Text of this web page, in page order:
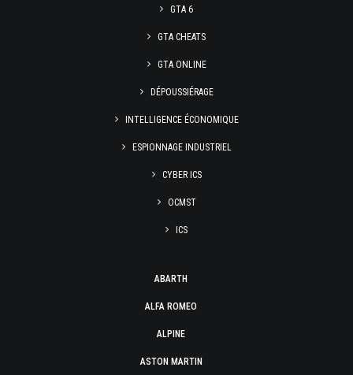
GTA 6
GTA CHEATS
GTA ONLINE
DÉPOUSSIÉRAGE
INTELLIGENCE ÉCONOMIQUE
ESPIONNAGE INDUSTRIEL
CYBER ICS
OCMST
ICS
ABARTH
ALFA ROMEO
ALPINE
ASTON MARTIN